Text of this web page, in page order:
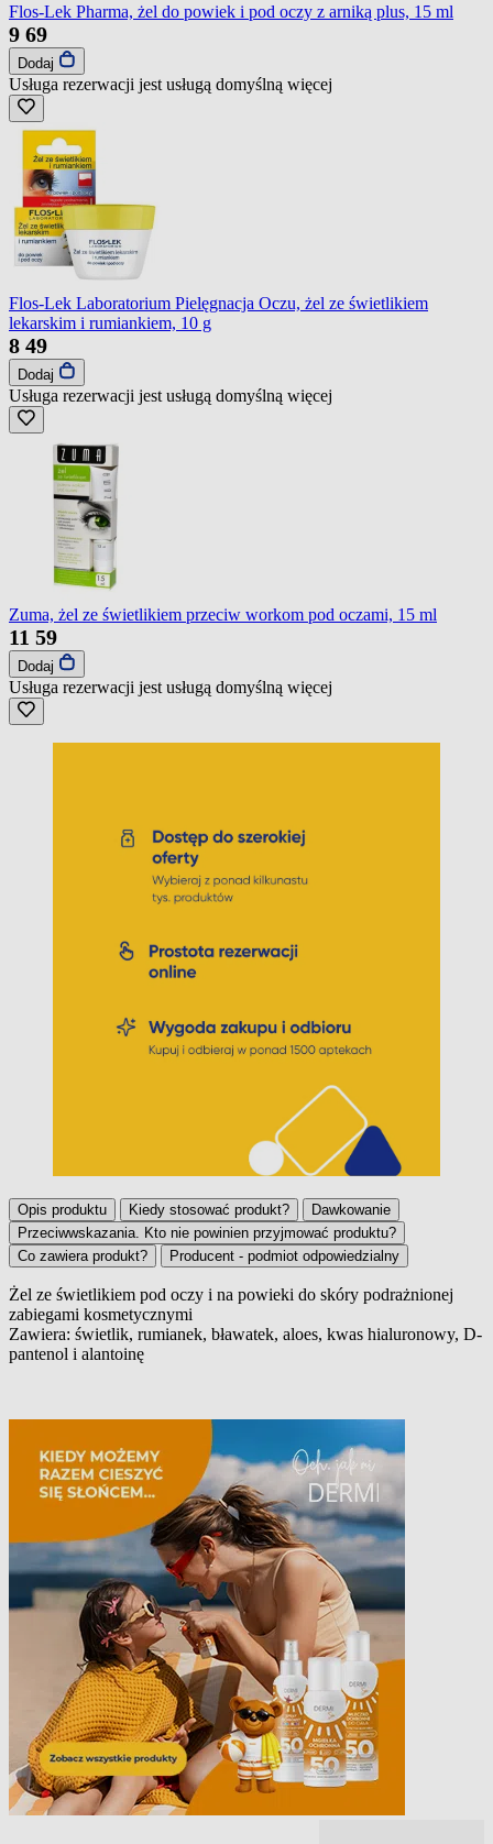
Flos-Lek Pharma, żel do powiek i pod oczy z arniką plus, 15 ml
9 69
Dodaj
Usługa rezerwacji jest usługą domyślną więcej
Flos-Lek Laboratorium Pielęgnacja Oczu, żel ze świetlikiem
lekarskim i rumiankiem, 10 g
8 49
Dodaj
Usługa rezerwacji jest usługą domyślną więcej
Zuma, żel ze świetlikiem przeciw workom pod oczami, 15 ml
11 59
Dodaj
Usługa rezerwacji jest usługą domyślną więcej
Opis produktu Kiedy stosować produkt?
Dawkowanie
Przeciwwskazania. Kto nie powinien przyjmować produktu?
Co zawiera produkt?
Producent - podmiot odpowiedzialny
Opis produktu
Żel ze świetlikiem pod oczy i na powieki do skóry podrażnionej
zabiegami kosmetycznymi
Zawiera: świetlik, rumianek, bławatek, aloes, kwas hialuronowy, D-
pantenol i alantoinę